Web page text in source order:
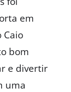
em
Caio
bom
e divertir
uma